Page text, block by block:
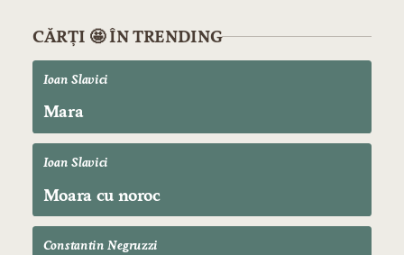
CĂRȚI 🤩 ÎN TRENDING
Ioan Slavici
Mara
Ioan Slavici
Moara cu noroc
Constantin Negruzzi